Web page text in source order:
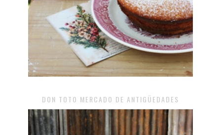
DON TOTO MERCADO DE ANTIGÜEDADES